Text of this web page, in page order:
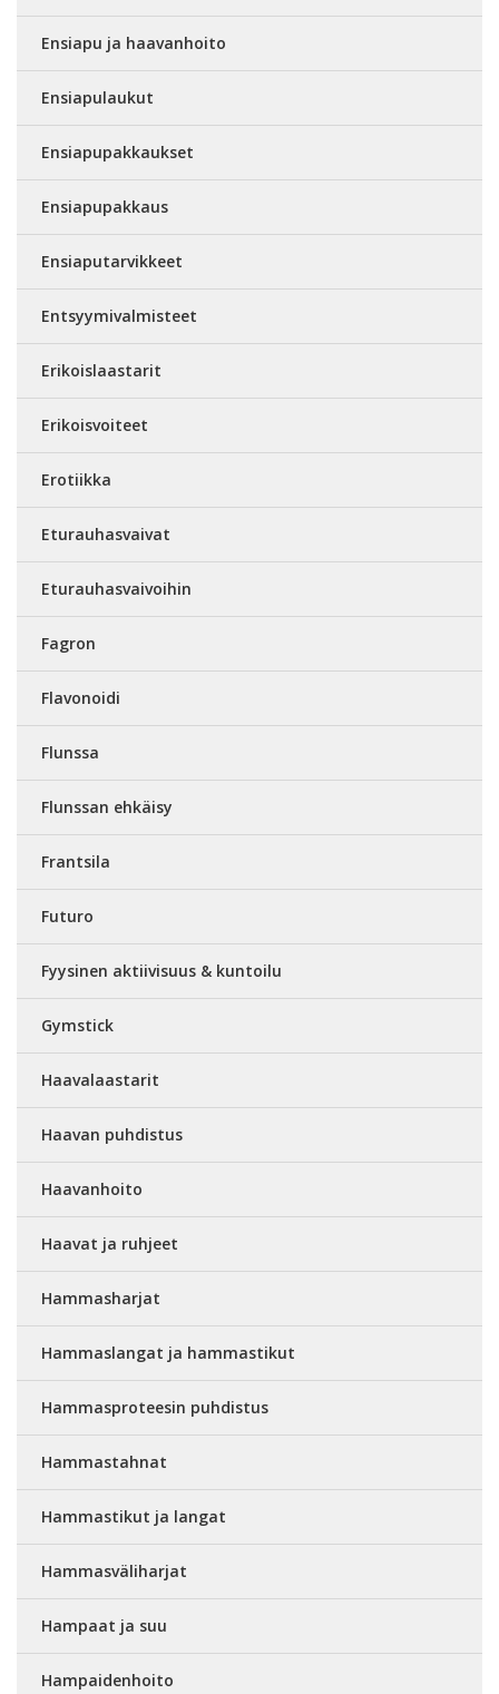
Ensiapu ja haavanhoito
Ensiapulaukut
Ensiapupakkaukset
Ensiapupakkaus
Ensiaputarvikkeet
Entsyymivalmisteet
Erikoislaastarit
Erikoisvoiteet
Erotiikka
Eturauhasvaivat
Eturauhasvaivoihin
Fagron
Flavonoidi
Flunssa
Flunssan ehkäisy
Frantsila
Futuro
Fyysinen aktiivisuus & kuntoilu
Gymstick
Haavalaastarit
Haavan puhdistus
Haavanhoito
Haavat ja ruhjeet
Hammasharjat
Hammaslangat ja hammastikut
Hammasproteesin puhdistus
Hammastahnat
Hammastikut ja langat
Hammasväliharjat
Hampaat ja suu
Hampaidenhoito